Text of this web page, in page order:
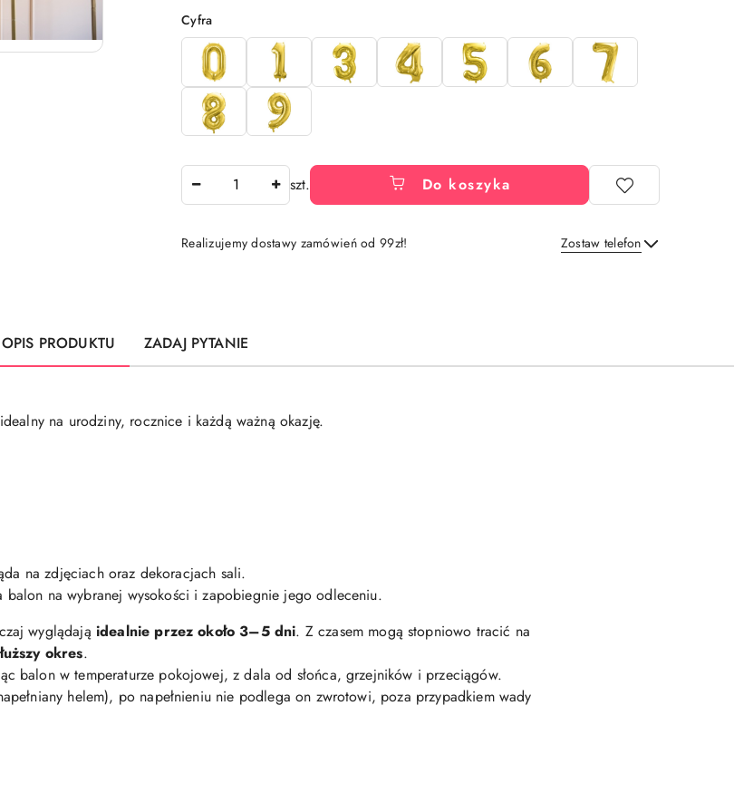
Wariant
Cyfra
szt. Do koszyka
Realizujemy dostawy zamówień od 99zł! Zostaw telefon
dostawa
OPIS PRODUKTU ZADAJ PYTANIE
na urodziny, rocznice i każdą ważną okazję.
na zdjęciach oraz dekoracjach sali.
balon na wybranej wysokości i zapobiegnie jego odleceniu.
wyglądają idealnie przez około 3–5 dni. Z czasem mogą stopniowo tracić na
okres.
balon w temperaturze pokojowej, z dala od słońca, grzejników i przeciągów.
helem), po napełnieniu nie podlega on zwrotowi, poza przypadkiem wady